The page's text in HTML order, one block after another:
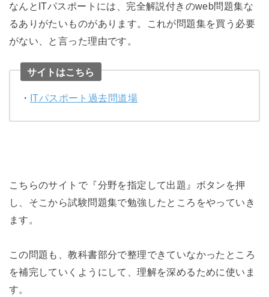
なんとITパスポートには、完全解説付きのweb問題集な
るありがたいものがあります。これが問題集を買う必要
がない、と言った理由です。
サイトはこちら
・ ITパスポート過去問道場
こちらのサイトで『分野を指定して出題』ボタンを押
し、そこから試験問題集で勉強したところをやっていき
ます。
この問題も、教科書部分で整理できていなかったところ
を補完していくようにして、理解を深めるために使いま
す。